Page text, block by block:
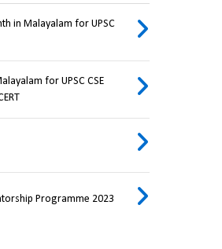
in Malayalam for UPSC
for UPSC CSE
Programme 2023